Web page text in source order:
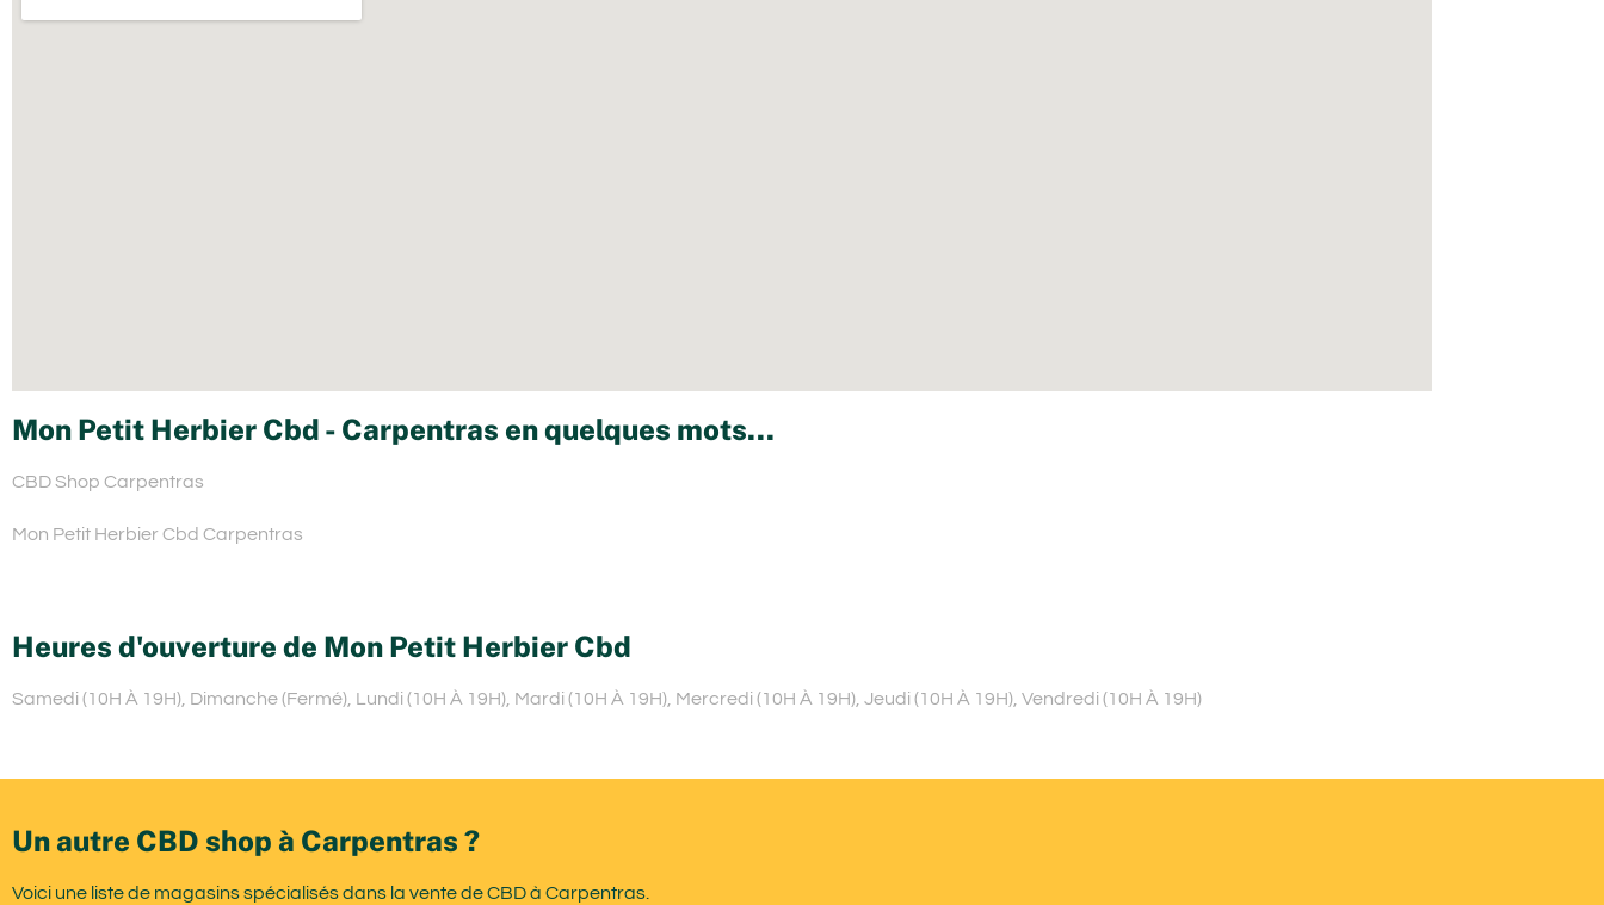
Mon Petit Herbier Cbd - Carpentras en quelques mots...
CBD Shop Carpentras
Mon Petit Herbier Cbd Carpentras
Heures d'ouverture de Mon Petit Herbier Cbd
Samedi (10H À 19H), Dimanche (Fermé), Lundi (10H À 19H), Mardi (10H À 19H), Mercredi (10H À 19H), Jeudi (10H À 19H), Vendredi (10H À 19H)
Un autre CBD shop à Carpentras ?
Voici une liste de magasins spécialisés dans la vente de CBD à Carpentras.